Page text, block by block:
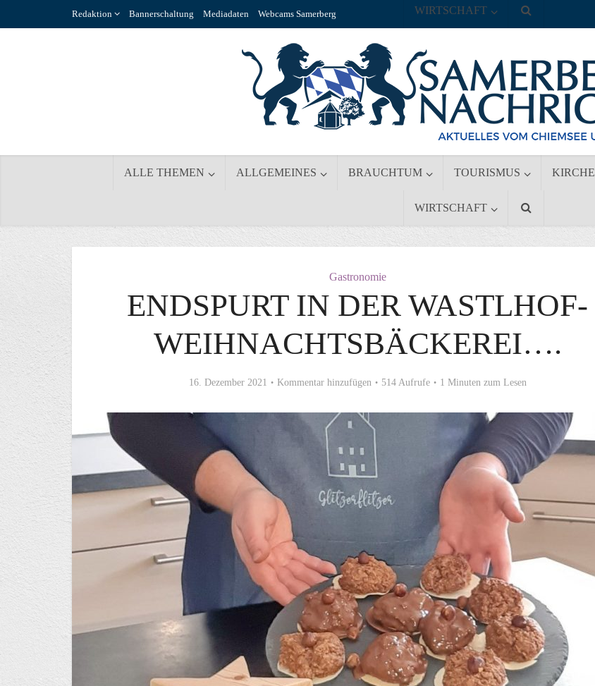
Redaktion Bannerschaltung Mediadaten Webcams Samerberg
ALLE THEMEN ALLGEMEINES BRAUCHTUM TOURISMUS KIRCHE
WIRTSCHAFT
WIRTSCHAFT
Gastronomie
ENDSPURT IN DER WASTLHOF-
WEIHNACHTSBÄCKEREI….
16. Dezember 2021 Kommentar hinzufügen 514 Aufrufe 1 Minuten zum Lesen